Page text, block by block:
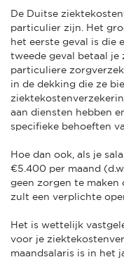
De Duitse
particulier zijn. Het
het eerste geval is die
tweede geval betaal je
particuliere
in de dekking die ze
aan diensten hebben
specifieke behoeften
Hoe dan ook, als je
€5.400 per maand
geen zorgen te maken
zult een verplichte
Het is wettelijk
voor je
maandsalaris is in het